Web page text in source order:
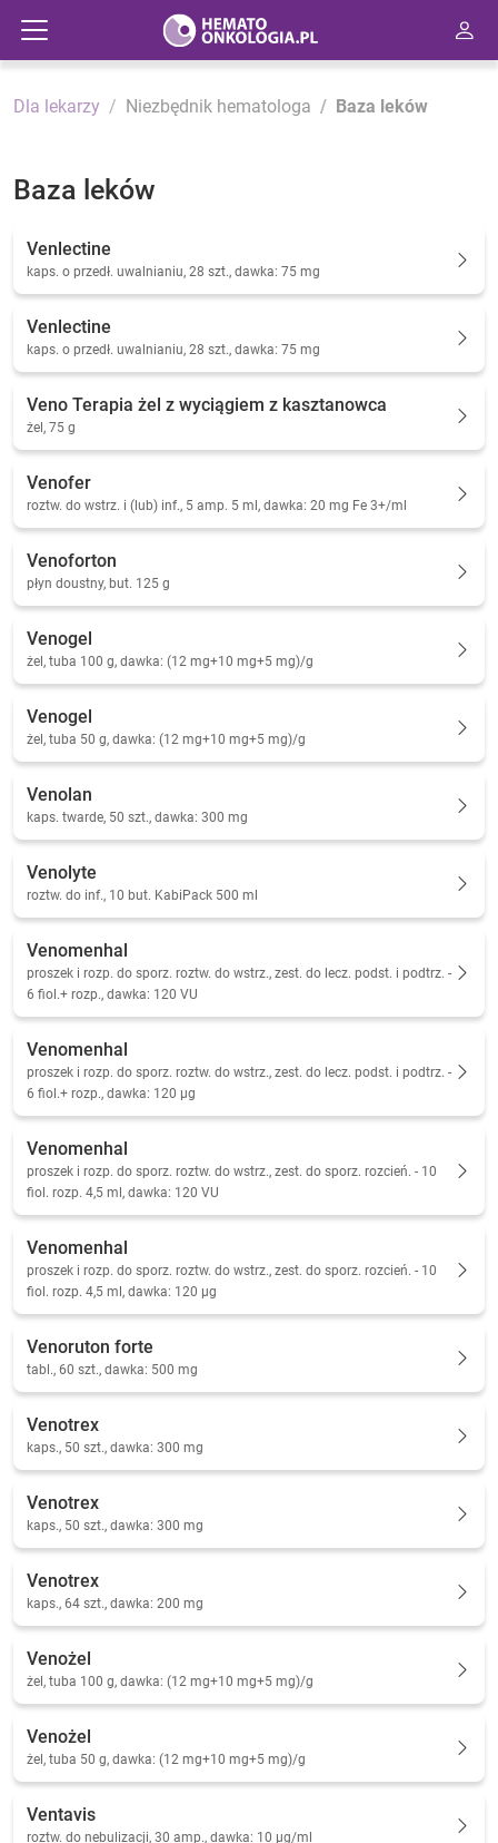
Dla lekarzy Niezbędnik hematologa Baza leków
Baza leków
Venlectine
kaps. o przedł. uwalnianiu, 28 szt., dawka: 75 mg
Venlectine
kaps. o przedł. uwalnianiu, 28 szt., dawka: 75 mg
Veno Terapia żel z wyciągiem z kasztanowca
żel, 75 g
Venofer
roztw. do wstrz. i (lub) inf., 5 amp. 5 ml, dawka: 20 mg Fe 3+/ml
Venoforton
płyn doustny, but. 125 g
Venogel
żel, tuba 100 g, dawka: (12 mg+10 mg+5 mg)/g
Venogel
żel, tuba 50 g, dawka: (12 mg+10 mg+5 mg)/g
Venolan
kaps. twarde, 50 szt., dawka: 300 mg
Venolyte
roztw. do inf., 10 but. KabiPack 500 ml
Venomenhal
proszek i rozp. do sporz. roztw. do wstrz., zest. do lecz. podst. i podtrz. -
6 fiol.+ rozp., dawka: 120 VU
Venomenhal
proszek i rozp. do sporz. roztw. do wstrz., zest. do lecz. podst. i podtrz. -
6 fiol.+ rozp., dawka: 120 µg
Venomenhal
proszek i rozp. do sporz. roztw. do wstrz., zest. do sporz. rozcień. - 10
fiol. rozp. 4,5 ml, dawka: 120 VU
Venomenhal
proszek i rozp. do sporz. roztw. do wstrz., zest. do sporz. rozcień. - 10
fiol. rozp. 4,5 ml, dawka: 120 µg
Venoruton forte
tabl., 60 szt., dawka: 500 mg
Venotrex
kaps., 50 szt., dawka: 300 mg
Venotrex
kaps., 50 szt., dawka: 300 mg
Venotrex
kaps., 64 szt., dawka: 200 mg
Venożel
żel, tuba 100 g, dawka: (12 mg+10 mg+5 mg)/g
Venożel
żel, tuba 50 g, dawka: (12 mg+10 mg+5 mg)/g
Ventavis
roztw. do nebulizacji, 30 amp., dawka: 10 µg/ml